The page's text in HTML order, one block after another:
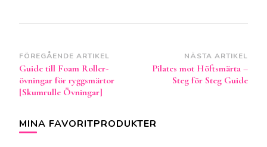
Inläggsnavigering
FÖREGÅENDE ARTIKEL
Guide till Foam Roller-
övningar för ryggsmärtor
[Skumrulle Övningar]
NÄSTA ARTIKEL
Pilates mot Höftsmärta –
Steg för Steg Guide
MINA FAVORITPRODUKTER